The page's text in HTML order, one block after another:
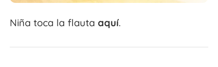
Niña toca la flauta aquí.